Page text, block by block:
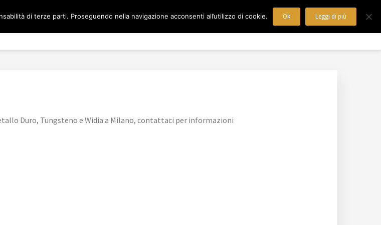
Home COMPRO WIDIA Blog Mappa del Sito Contatti
Duro, Tungsteno e Widia a Milano, contattaci per informazioni
di terze parti. Proseguendo nella navigazione acconsenti all’utilizzo di cookie. Ok Leggi di più